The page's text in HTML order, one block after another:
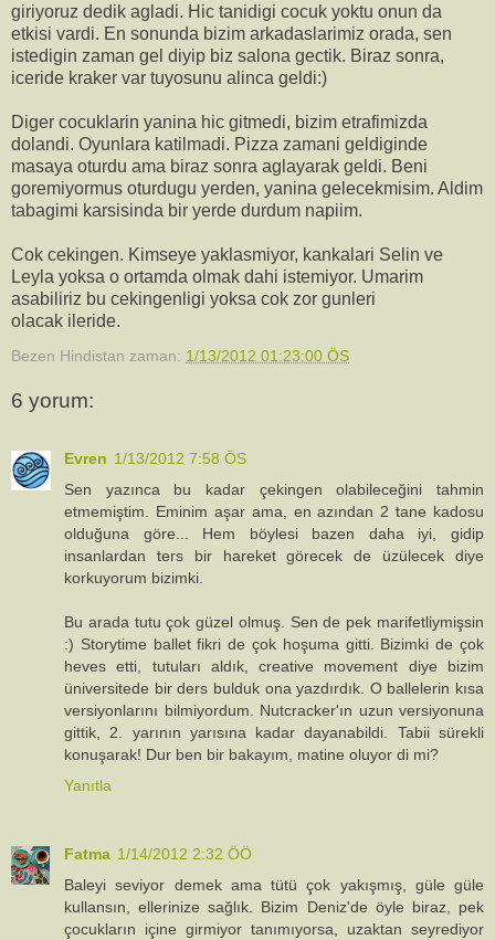
giriyoruz dedik agladi. Hic tanidigi cocuk yoktu onun da
etkisi vardi. En sonunda bizim arkadaslarimiz orada, sen
istedigin zaman gel diyip biz salona gectik. Biraz sonra,
iceride kraker var tuyosunu alinca geldi:)
Diger cocuklarin yanina hic gitmedi, bizim etrafimizda
dolandi. Oyunlara katilmadi. Pizza zamani geldiginde
masaya oturdu ama biraz sonra aglayarak geldi. Beni
goremiyormus oturdugu yerden, yanina gelecekmisim. Aldim
tabagimi karsisinda bir yerde durdum napiim.
Cok cekingen. Kimseye yaklasmiyor, kankalari Selin ve
Leyla yoksa o ortamda olmak dahi istemiyor. Umarim
asabiliriz bu cekingenligi yoksa cok zor gunleri
olacak ileride.
Bezen Hindistan zaman: 1/13/2012 01:23:00 ÖS
6 yorum:
Evren 1/13/2012 7:58 ÖS
Sen yazınca bu kadar çekingen olabileceğini tahmin
etmemiştim. Eminim aşar ama, en azından 2 tane kadosu
olduğuna göre... Hem böylesi bazen daha iyi, gidip
insanlardan ters bir hareket görecek de üzülecek diye
korkuyorum bizimki.
Bu arada tutu çok güzel olmuş. Sen de pek marifetliymişsin
:) Storytime ballet fikri de çok hoşuma gitti. Bizimki de çok
heves etti, tutuları aldık, creative movement diye bizim
üniversitede bir ders bulduk ona yazdırdık. O ballelerin kısa
versiyonlarını bilmiyordum. Nutcracker'ın uzun versiyonuna
gittik, 2. yarının yarısına kadar dayanabildi. Tabii sürekli
konuşarak! Dur ben bir bakayım, matine oluyor di mi?
Yanıtla
Fatma 1/14/2012 2:32 ÖÖ
Baleyi seviyor demek ama tütü çok yakışmış, güle güle
kullansın, ellerinize sağlık. Bizim Deniz'de öyle biraz, pek
çocukların içine girmiyor tanımıyorsa, uzaktan seyrediyor